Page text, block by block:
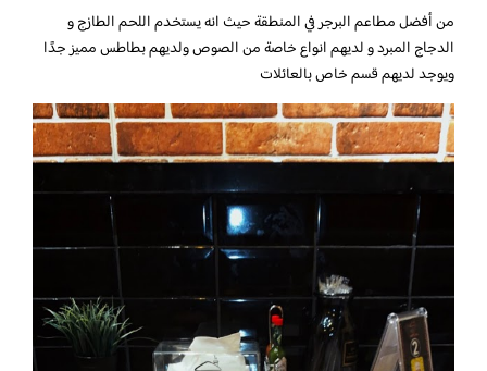
من أفضل مطاعم البرجر في المنطقة حيث انه يستخدم اللحم الطازج و
الدجاج المبرد و لديهم انواع خاصة من الصوص ولديهم بطاطس مميز جدًا
ويوجد لديهم قسم خاص بالعائلات